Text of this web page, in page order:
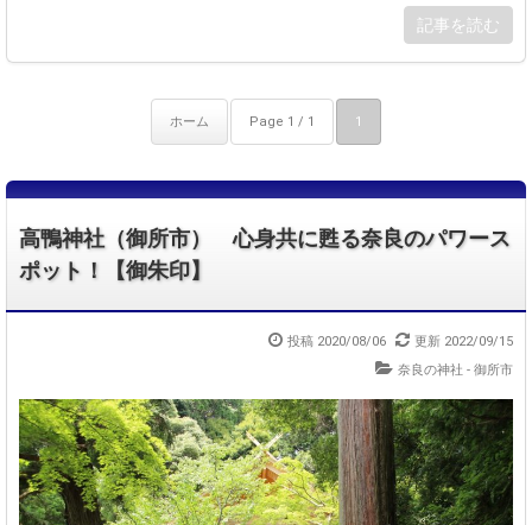
記事を読む
ホーム Page 1 / 1 1
高鴨神社（御所市） 心身共に甦る奈良のパワース
ポット！【御朱印】
投稿 2020/08/06
更新 2022/09/15
奈良の神社 - 御所市